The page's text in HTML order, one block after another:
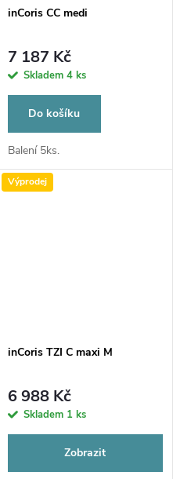
inCoris CC medi
7 187 Kč
Skladem 4 ks
Do košíku
Balení 5ks.
Výprodej
inCoris TZI C maxi M
6 988 Kč
Skladem 1 ks
Zobrazit